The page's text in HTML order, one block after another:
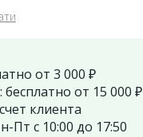
от 3 000 ₽
бесплатно от 15 000 ₽
клиента
Пт с 10:00 до 17:50